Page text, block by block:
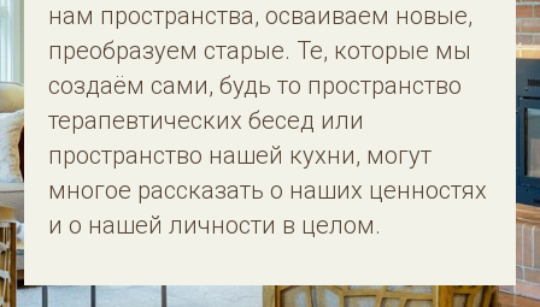
нам пространства, осваиваем новые,
преобразуем старые. Те, которые мы
создаём сами, будь то пространство
терапевтических бесед или
пространство нашей кухни, могут
многое рассказать о наших ценностях
и о нашей личности в целом.